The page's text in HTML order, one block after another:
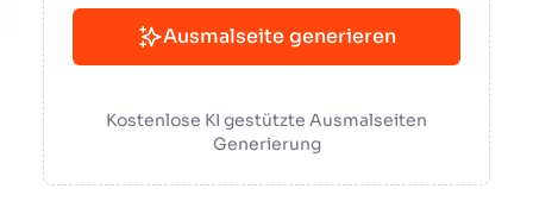
Ausmalseite generieren
Kostenlose KI gestützte Ausmalseiten
Generierung